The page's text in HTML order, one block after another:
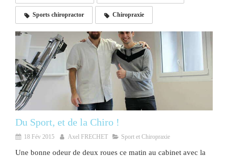
Sports chiropractor Chiropraxie
Du Sport, et de la Chiro !
18 Fév 2015 Axel FRECHET Sport et Chiropraxie
Une bonne odeur de deux roues ce matin au cabinet avec la